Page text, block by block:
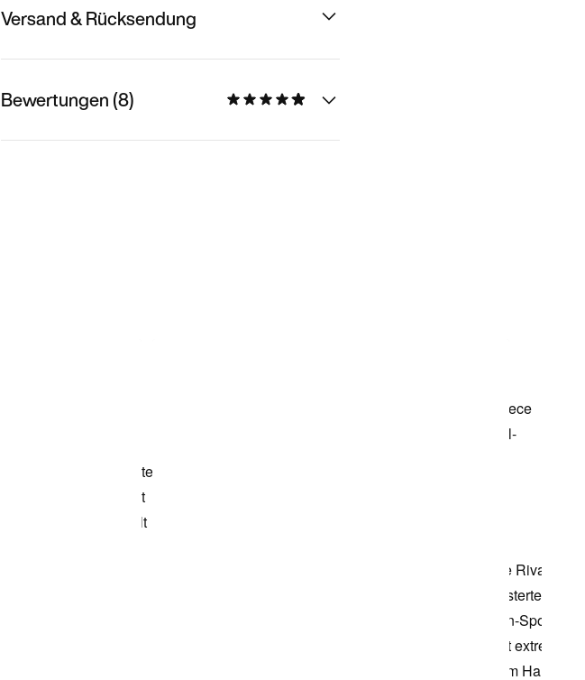
Versand & Rücksendung
Bewertungen (8)